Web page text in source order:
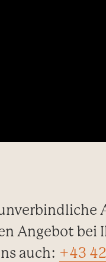
Angebot bei
auch: +43